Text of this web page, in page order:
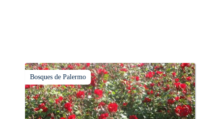
Bosques de Palermo